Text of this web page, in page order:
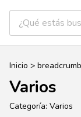
Inicio >
Varios
Categoría: Varios